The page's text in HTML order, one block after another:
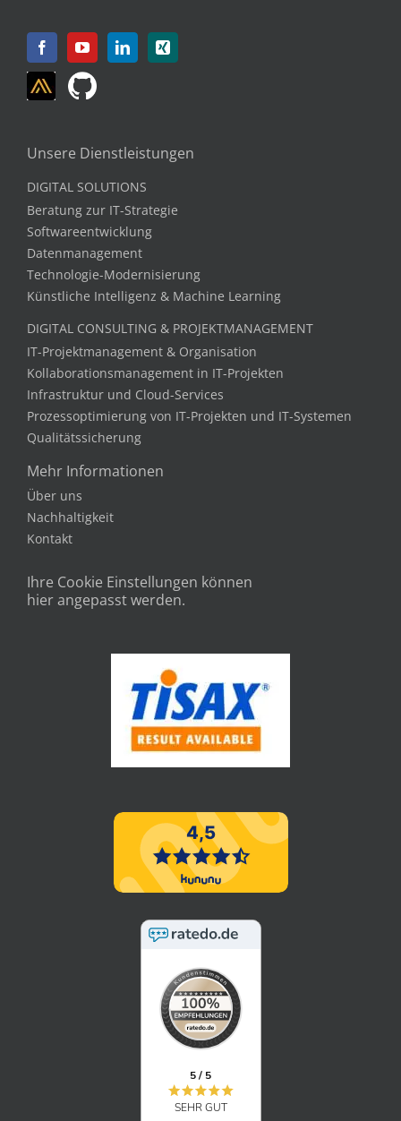
Unsere Dienstleistungen
DIGITAL SOLUTIONS
Beratung zur IT-Strategie
Softwareentwicklung
Datenmanagement
Technologie-Modernisierung
Künstliche Intelligenz & Machine Learning
DIGITAL CONSULTING & PROJEKTMANAGEMENT
IT-Projektmanagement & Organisation
Kollaborationsmanagement in IT-Projekten
Infrastruktur und Cloud-Services
Prozessoptimierung von IT-Projekten und IT-Systemen
Qualitätssicherung
Mehr Informationen
Über uns
Nachhaltigkeit
Kontakt
Ihre Cookie Einstellungen können
hier angepasst werden.
5 / 5
SEHR GUT